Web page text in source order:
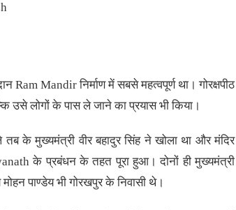
Ram Mandirनिर्माण में सबसे महत्वपूर्ण था। गोरक्षपीठ
उसे लोगों के पास ले जाने का प्रयास भी किया।
तब के मुख्यमंत्री वीर बहादुर सिंह ने खोला था और मंदिर
के प्रबंधन के तहत पूरा हुआ। दोनों ही मुख्यमंत्री
पाण्डेय भी गोरखपुर के निवासी थे।